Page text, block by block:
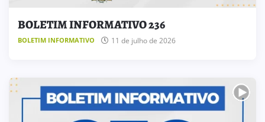
BOLETIM INFORMATIVO 236
BOLETIM INFORMATIVO 11 de julho de 2026